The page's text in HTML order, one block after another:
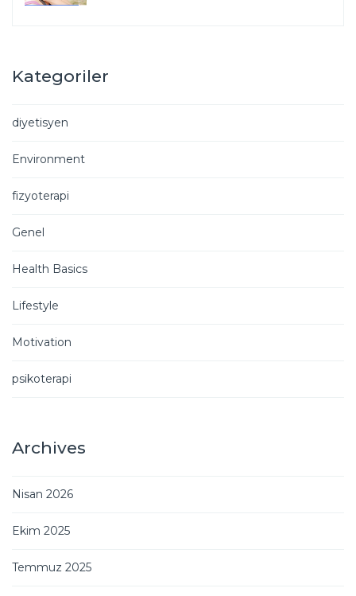
Kategoriler
diyetisyen
Environment
fizyoterapi
Genel
Health Basics
Lifestyle
Motivation
psikoterapi
Archives
Nisan 2026
Ekim 2025
Temmuz 2025